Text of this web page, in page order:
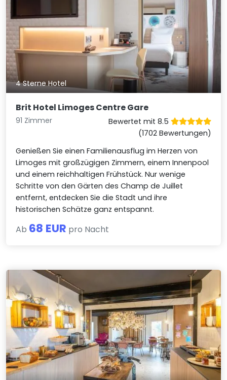
4 Sterne Hotel
Brit Hotel Limoges Centre Gare
91 Zimmer
Bewertet mit 8.5
(1702 Bewertungen)
Genießen Sie einen Familienausflug im Herzen von
Limoges mit großzügigen Zimmern, einem Innenpool
und einem reichhaltigen Frühstück. Nur wenige
Schritte von den Gärten des Champ de Juillet
entfernt, entdecken Sie die Stadt und ihre
historischen Schätze ganz entspannt.
Ab 68 EUR pro Nacht